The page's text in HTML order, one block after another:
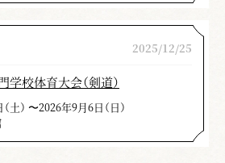
2025/12/25
校体育大会（剣道）
土） 〜2026年9月6日（日）